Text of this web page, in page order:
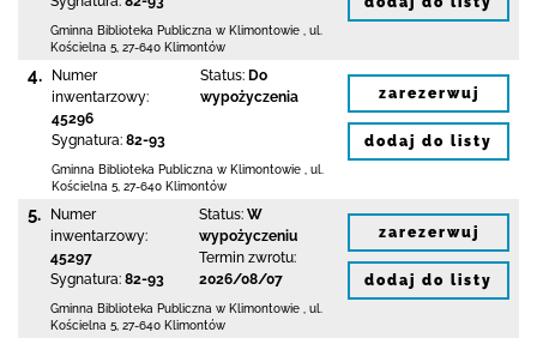
Gminna Biblioteka Publiczna w Klimontowie
ul.
Kościelna 5 27-640 Klimontów
4.
Numer
inwentarzowy:
45296
Sygnatura: 82-93
Status: Do
wypożyczenia
Gminna Biblioteka Publiczna w Klimontowie
ul.
Kościelna 5 27-640 Klimontów
zarezerwuj
dodaj do listy
5.
Numer
inwentarzowy:
45297
Sygnatura: 82-93
Status: W
wypożyczeniu
Termin zwrotu:
2026/08/07
Gminna Biblioteka Publiczna w Klimontowie
ul.
Kościelna 5 27-640 Klimontów
zarezerwuj
dodaj do listy